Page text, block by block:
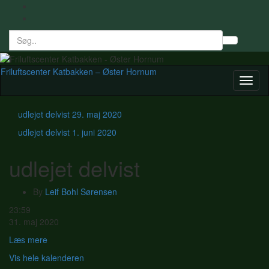
form
Search
for:
Friluftscenter Katbakken – Øster Hornum
udlejet delvist 29. maj 2020
udlejet delvist 1. juni 2020
udlejet delvist
By Leif Bohl Sørensen
udlejet
delvist
23:59
31. maj 2020
Læs mere
Vis hele kalenderen